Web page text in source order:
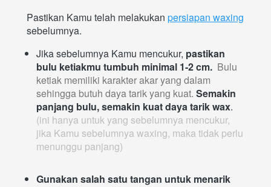
Pastikan Kamu telah melakukan persiapan waxing
sebelumnya.
Jika sebelumnya Kamu mencukur, pastikan
bulu ketiakmu tumbuh minimal 1-2 cm. Bulu
ketiak memiliki karakter akar yang dalam
sehingga butuh daya tarik yang kuat. Semakin
panjang bulu, semakin kuat daya tarik wax
(ini hanya untuk yang sebelumnya mencukur,
jika Kamu sebelumnya waxing, maka tidak perlu
menunggu panjang)
Gunakan salah satu tangan untuk menarik